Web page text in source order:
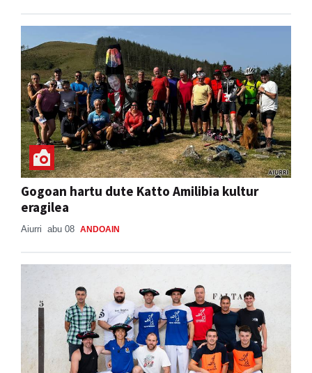
Gogoan hartu dute Katto Amilibia kultur
eragilea
Aiurri abu 08 ANDOAIN